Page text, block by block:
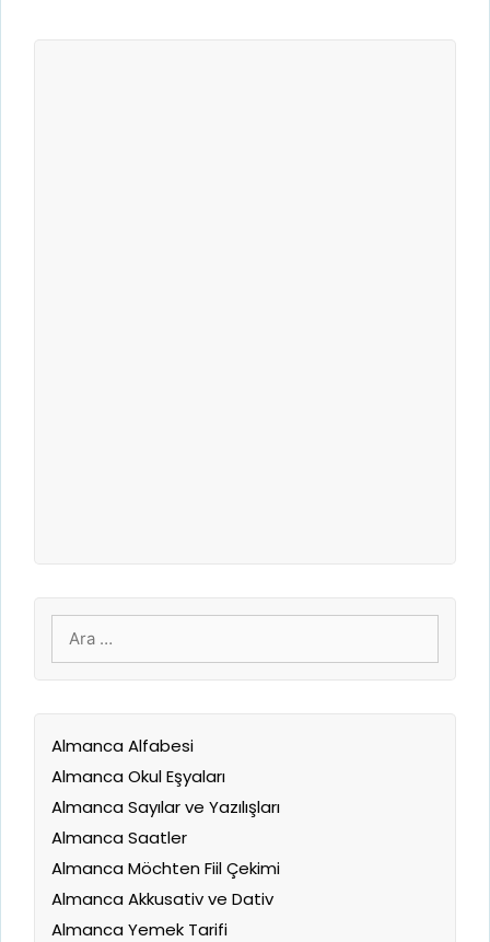
için
ara
Almanca Alfabesi
Almanca Okul Eşyaları
Almanca Sayılar ve Yazılışları
Almanca Saatler
Almanca Möchten Fiil Çekimi
Almanca Akkusativ ve Dativ
Almanca Yemek Tarifi